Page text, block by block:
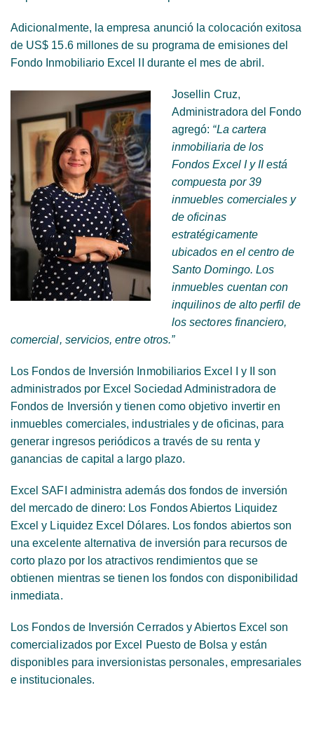
Adicionalmente, la empresa anunció la colocación exitosa
de US$ 15.6 millones de su programa de emisiones del
Fondo Inmobiliario Excel II durante el mes de abril.
Josellin Cruz,
Administradora del Fondo
agregó: “La cartera
inmobiliaria de los
Fondos Excel I y II está
compuesta por 39
inmuebles comerciales y
de oficinas
estratégicamente
ubicados en el centro de
Santo Domingo. Los
inmuebles cuentan con
inquilinos de alto perfil de
los sectores financiero,
comercial, servicios, entre otros.”
Los Fondos de Inversión Inmobiliarios Excel I y II son
administrados por Excel Sociedad Administradora de
Fondos de Inversión y tienen como objetivo invertir en
inmuebles comerciales, industriales y de oficinas, para
generar ingresos periódicos a través de su renta y
ganancias de capital a largo plazo.
Excel SAFI administra además dos fondos de inversión
del mercado de dinero: Los Fondos Abiertos Liquidez
Excel y Liquidez Excel Dólares. Los fondos abiertos son
una excelente alternativa de inversión para recursos de
corto plazo por los atractivos rendimientos que se
obtienen mientras se tienen los fondos con disponibilidad
inmediata.
Los Fondos de Inversión Cerrados y Abiertos Excel son
comercializados por Excel Puesto de Bolsa y están
disponibles para inversionistas personales, empresariales
e institucionales.